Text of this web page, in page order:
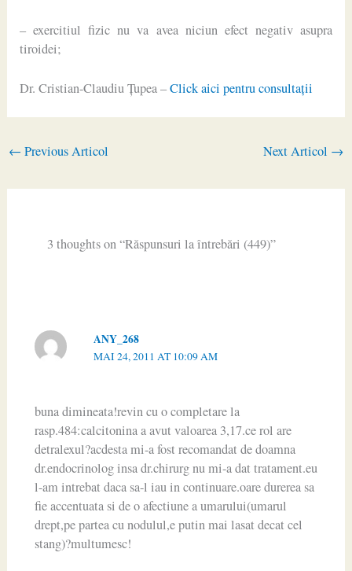
– exercitiul fizic nu va avea niciun efect negativ asupra
tiroidei;
Dr. Cristian-Claudiu Ţupea –Click aici pentru consultaţii
← Previous Articol Next Articol →
3 thoughts on “Răspunsuri la întrebări (449)”
ANY_268
MAI 24, 2011 AT 10:09 AM
buna dimineata!revin cu o completare la
rasp.484:calcitonina a avut valoarea 3,17.ce rol are
detralexul?acdesta mi-a fost recomandat de doamna
dr.endocrinolog insa dr.chirurg nu mi-a dat tratament.eu
l-am intrebat daca sa-l iau in continuare.oare durerea sa
fie accentuata si de o afectiune a umarului(umarul
drept,pe partea cu nodulul,e putin mai lasat decat cel
stang)?multumesc!